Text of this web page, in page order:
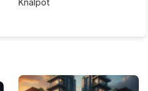
Knalpot